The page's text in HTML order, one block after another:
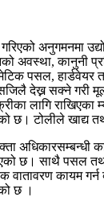
अनुगमनमा
अवस्था, कानुनी
पसल, हार्डवेयर
देख्न सक्ने गरी
लागि
छ। टोलीले
अधिकारसम्बन्धी
छ। साथै पसल
कायम
छ ।